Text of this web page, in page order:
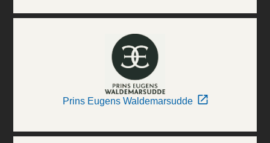
Prins Eugens Waldemarsudde